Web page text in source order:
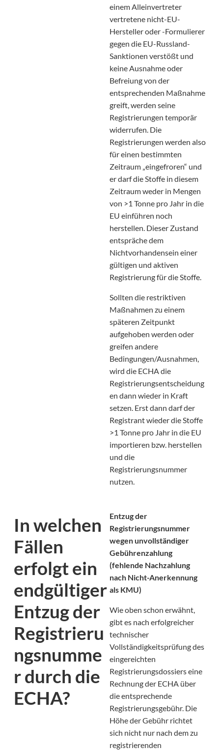
einem Alleinvertreter
vertretene nicht-EU-
Hersteller oder -Formulierer
gegen die EU-Russland-
Sanktionen verstößt und
keine Ausnahme oder
Befreiung von der
entsprechenden Maßnahme
greift, werden seine
Registrierungen temporär
widerrufen. Die
Registrierungen werden also
für einen bestimmten
Zeitraum „eingefroren“ und
er darf die Stoffe in diesem
Zeitraum weder in Mengen
von >1 Tonne pro Jahr in die
EU einführen noch
herstellen. Dieser Zustand
entspräche dem
Nichtvorhandensein einer
gültigen und aktiven
Registrierung für die Stoffe.
Sollten die restriktiven
Maßnahmen zu einem
späteren Zeitpunkt
aufgehoben werden oder
greifen andere
Bedingungen/Ausnahmen,
wird die ECHA die
Registrierungsentscheidung
en dann wieder in Kraft
setzen. Erst dann darf der
Registrant wieder die Stoffe
>1 Tonne pro Jahr in die EU
importieren bzw. herstellen
und die
Registrierungsnummer
nutzen.
In welchen
Fällen
erfolgt ein
endgültiger
Entzug der
Registrieru
ngsnumme
r durch die
ECHA?
Entzug der
Registrierungsnummer
wegen unvollständiger
Gebührenzahlung
(fehlende Nachzahlung
nach Nicht-Anerkennung
als KMU)
Wie oben schon erwähnt,
gibt es nach erfolgreicher
technischer
Vollständigkeitsprüfung des
eingereichten
Registrierungsdossiers eine
Rechnung der ECHA über
die entsprechende
Registrierungsgebühr. Die
Höhe der Gebühr richtet
sich nicht nur nach dem zu
registrierenden